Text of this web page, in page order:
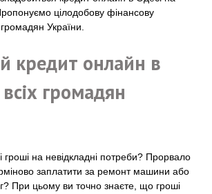
цілодобову фінансову
України.
кредит онлайн в
громадян
гроші на невідкладні потреби? Прорвало
заплатити за ремонт машини або
При цьому ви точно знаєте, що гроші